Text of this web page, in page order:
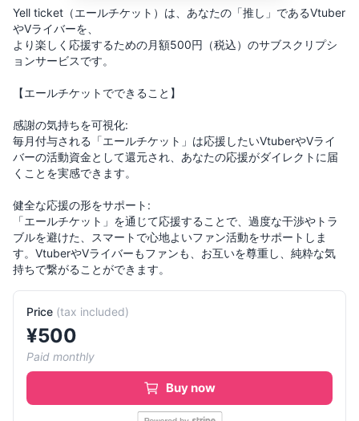
Yell ticket（エールチケット）は、あなたの「推し」であるVtuber
やVライバーを、
より楽しく応援するための月額500円（税込）のサブスクリプシ
ョンサービスです。
【エールチケットでできること】
感謝の気持ちを可視化:
毎月付与される「エールチケット」は応援したいVtuberやVライ
バーの活動資金として還元され、あなたの応援がダイレクトに届
くことを実感できます。
健全な応援の形をサポート:
「エールチケット」を通じて応援することで、過度な干渉やトラ
ブルを避けた、スマートで心地よいファン活動をサポートしま
す。VtuberやVライバーもファンも、お互いを尊重し、純粋な気
持ちで繋がることができます。
Price (tax included)
¥500
Paid monthly
Buy now